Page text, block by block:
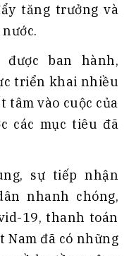
tăng trưởng và
ban hành,
triển khai nhiều
tâm vào cuộc của
các mục tiêu đã
sự tiếp nhận
nhanh chóng,
19, thanh toán
đã có những